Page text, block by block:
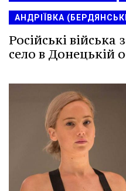
АНДРІЇВКА
Російські
село в Донецькій